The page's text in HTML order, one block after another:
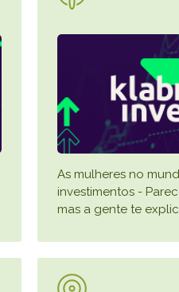
As mulheres no
investimentos -
mas a gente te